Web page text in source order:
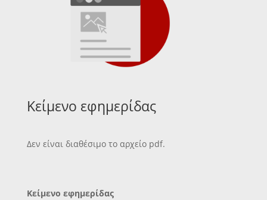
Κείμενο εφημερίδας
Δεν είναι διαθέσιμο το αρχείο pdf.
Κείμενο εφημερίδας